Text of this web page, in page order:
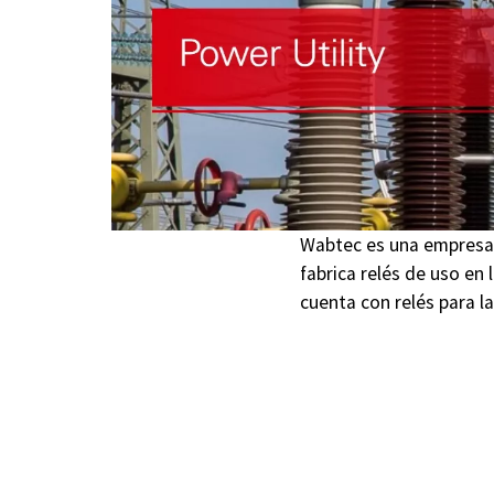
Wabtec es una
fabrica relés de uso en
cuenta con relés para